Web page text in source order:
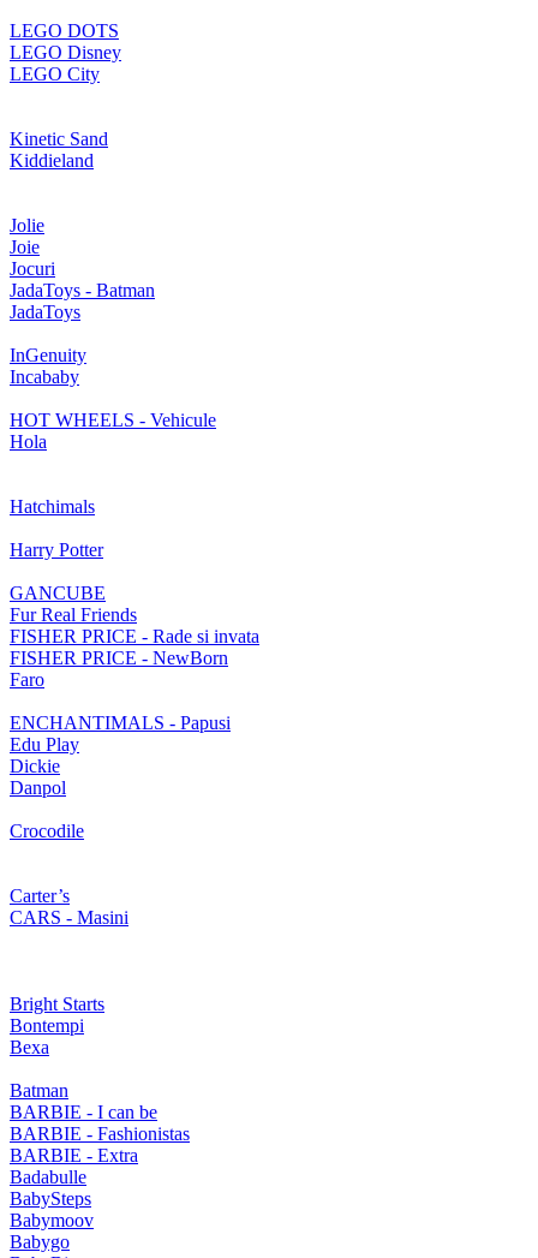
LEGO DOTS
LEGO Disney
LEGO City
Kinetic Sand
Kiddieland
Jolie
Joie
Jocuri
JadaToys - Batman
JadaToys
InGenuity
Incababy
HOT WHEELS - Vehicule
Hola
Hatchimals
Harry Potter
GANCUBE
Fur Real Friends
FISHER PRICE - Rade si invata
FISHER PRICE - NewBorn
Faro
ENCHANTIMALS - Papusi
Edu Play
Dickie
Danpol
Crocodile
Carter’s
CARS - Masini
Bright Starts
Bontempi
Bexa
Batman
BARBIE - I can be
BARBIE - Fashionistas
BARBIE - Extra
Badabulle
BabySteps
Babymoov
Babygo